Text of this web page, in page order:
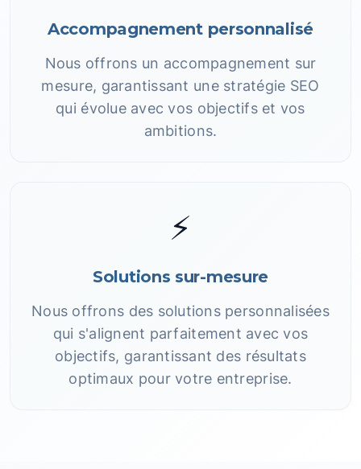
Accompagnement personnalisé
Nous offrons un accompagnement sur
mesure, garantissant une stratégie SEO
qui évolue avec vos objectifs et vos
ambitions.
⚡
Solutions sur-mesure
Nous offrons des solutions personnalisées
qui s'alignent parfaitement avec vos
objectifs, garantissant des résultats
optimaux pour votre entreprise.